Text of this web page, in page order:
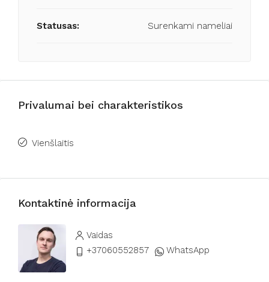
Statusas: Surenkami nameliai
Privalumai bei charakteristikos
Vienšlaitis
Kontaktinė informacija
Vaidas
+37060552857
WhatsApp